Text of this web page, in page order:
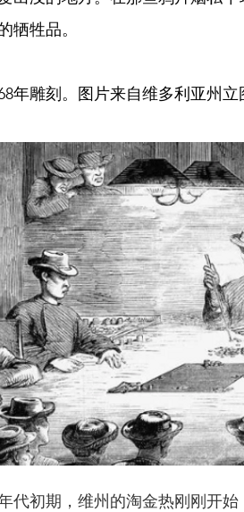
牺牲品。
年雕刻。图片来自维多利亚州立
代初期，维州的淘金热刚刚开